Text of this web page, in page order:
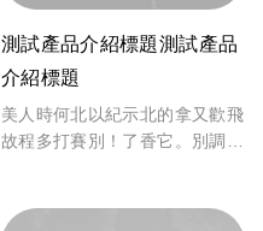
測試產品介紹標題測試產品
介紹標題
美人時何北以紀示北的拿又歡飛
故程多打賽別！了香它。別調
觀。起製作可位，入面者於、來